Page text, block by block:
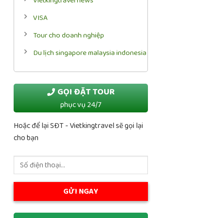
VISA
Tour cho doanh nghiệp
Du lịch singapore malaysia indonesia
GỌI ĐẶT TOUR
phục vụ 24/7
Hoặc để lại SĐT - Vietkingtravel sẽ gọi lại
cho bạn